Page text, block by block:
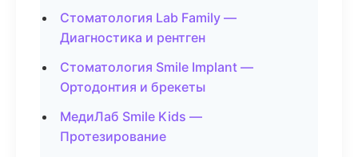
Стоматология Lab Family —
Диагностика и рентген
Стоматология Smile Implant —
Ортодонтия и брекеты
МедиЛаб Smile Kids —
Протезирование